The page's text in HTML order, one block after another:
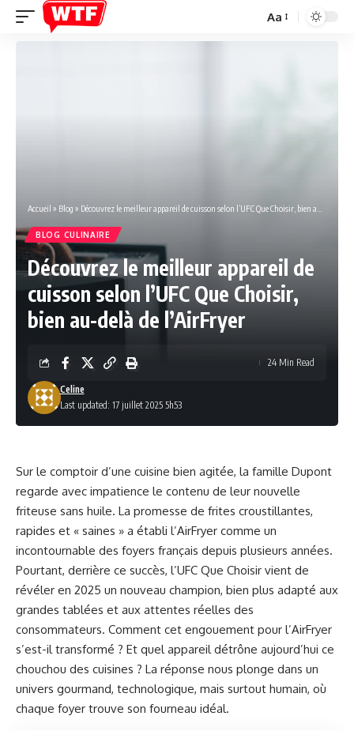
Font
Aa
Accueil » Blog » Découvrez le meilleur appareil de cuisson selon l’UFC Que Choisir, bien au-delà de l’AirFryer
BLOG CULINAIRE
Découvrez le meilleur appareil de
cuisson selon l’UFC Que Choisir,
bien au-delà de l’AirFryer
Last updated: 17 juillet 2025 5h53
Celine
24 Min Read
Sur le comptoir d’une cuisine bien agitée, la famille Dupont
regarde avec impatience le contenu de leur nouvelle
friteuse sans huile. La promesse de frites croustillantes,
rapides et « saines » a établi l’AirFryer comme un
incontournable des foyers français depuis plusieurs années.
Pourtant, derrière ce succès, l’UFC Que Choisir vient de
révéler en 2025 un nouveau champion, bien plus adapté aux
grandes tablées et aux attentes réelles des
consommateurs. Comment cet engouement pour l’AirFryer
s’est-il transformé ? Et quel appareil détrône aujourd’hui ce
chouchou des cuisines ? La réponse nous plonge dans un
univers gourmand, technologique, mais surtout humain, où
chaque foyer trouve son fourneau idéal.